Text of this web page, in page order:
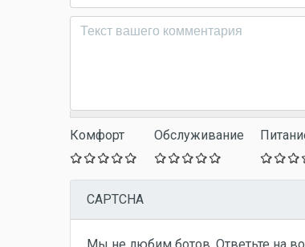
Комментарий*
Комфорт Обслуживание
CAPTCHA